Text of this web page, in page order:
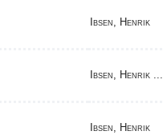
Ibsen, Henrik
Ibsen, Henrik ...
Ibsen, Henrik